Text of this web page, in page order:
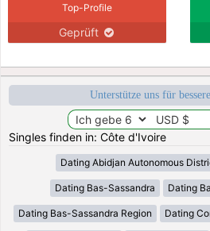
Top-Profile
Geprüft
Unterstütze uns für
Singles finden in: Côte d'Ivoire
Dating Abidjan Autonomous
Dating Bas-Sassandra Dating
Dating Bas-Sassandra Region Dating